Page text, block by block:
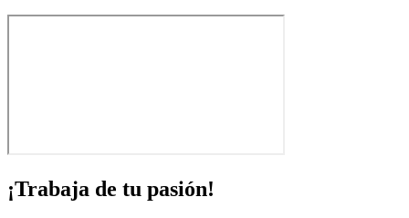
¡Trabaja de tu pasión!